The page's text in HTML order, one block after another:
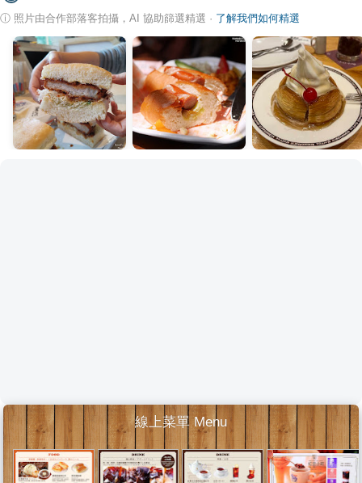
ⓘ 照片由合作部落客拍攝，AI 協助篩選精選 · 了解我們如何精選
線上菜單 Menu